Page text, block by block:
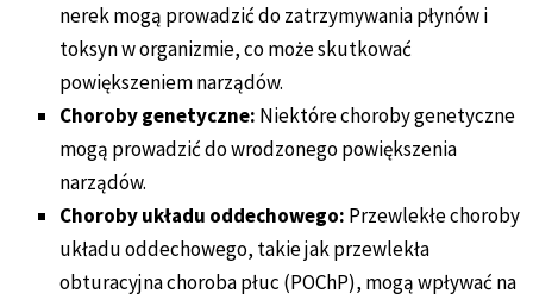
nerek mogą prowadzić do zatrzymywania płynów i
toksyn w organizmie, co może skutkować
powiększeniem narządów.
Choroby genetyczne: Niektóre choroby genetyczne
mogą prowadzić do wrodzonego powiększenia
narządów.
Choroby układu oddechowego: Przewlekłe choroby
układu oddechowego, takie jak przewlekła
obturacyjna choroba płuc (POChP), mogą wpływać na